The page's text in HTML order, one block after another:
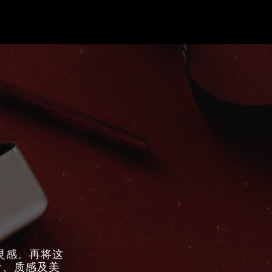
感。再将这
质感及美